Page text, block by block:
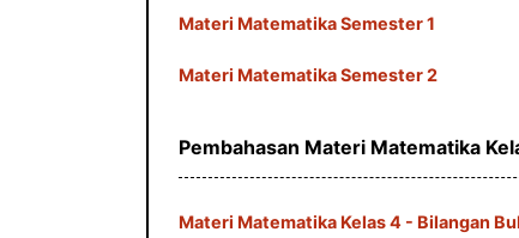
Materi Matematika Semester 1
Materi Matematika Semester 2
Pembahasan Materi Matematika
Materi Matematika Kelas 4 - Bilangan